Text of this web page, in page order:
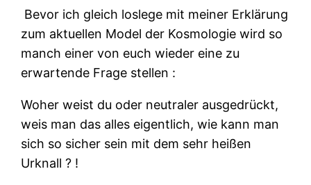
Bevor ich gleich loslege mit meiner Erklärung
zum aktuellen Model der Kosmologie wird so
manch einer von euch wieder eine zu
erwartende Frage stellen :
Woher weist du oder neutraler ausgedrückt,
weis man das alles eigentlich, wie kann man
sich so sicher sein mit dem sehr heißen
Urknall ? !